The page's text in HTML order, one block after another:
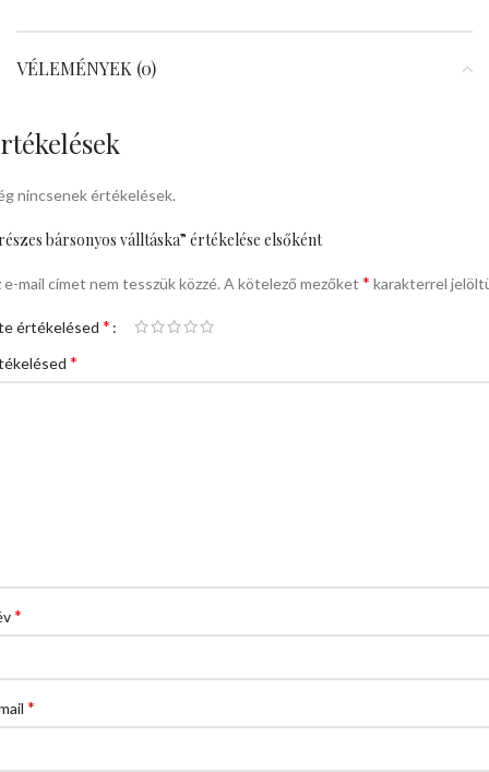
VÉLEMÉNYEK (0)
nincsenek értékelések.
bársonyos válltáska” értékelése elsőként
e-mail címet nem tesszük közzé. A kötelező mezőket * karakterrel
értékelésed *
*
*
*